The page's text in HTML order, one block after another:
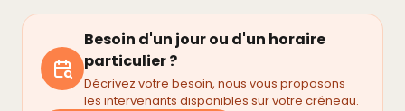
Besoin d'un jour ou d'un horaire
particulier ?
Décrivez votre besoin, nous vous proposons
les intervenants disponibles sur votre créneau.